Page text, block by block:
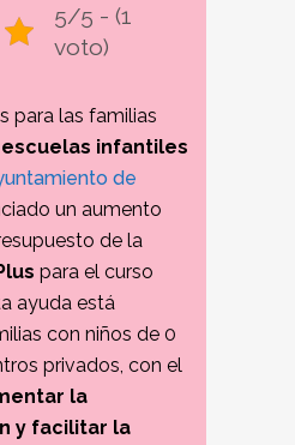
5/5 - (1
voto)
para las familias
escuelas infantiles
de
un aumento
de la
para el curso
ayuda está
con niños de 0
privados, con el
la
y facilitar la